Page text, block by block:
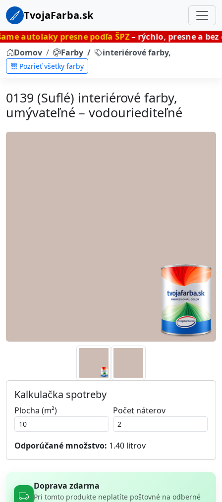
TvojaFarba.sk
presne podľa ŠPZ– rýchlo, presne a bez čakania.
Domov
Farby interiérové farby,
Pozrieť všetky farby
0139 (Suflé) interiérové farby,
umývateľné – vodouriediteľné
Kalkulačka spotreby
Plocha (m²) Počet náterov
Odporúčané množstvo: 1.40 litrov
Doprava zdarma
Pri tomto produkte neplatíte poštovné na odberné